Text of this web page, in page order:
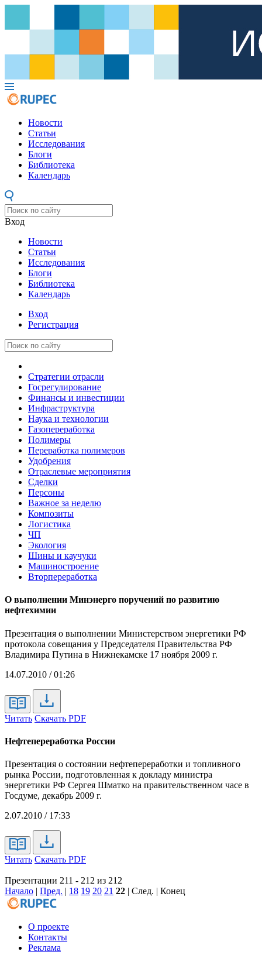
Новости
Статьи
Исследования
Блоги
Библиотека
Календарь
Вход
Новости
Статьи
Исследования
Блоги
Библиотека
Календарь
Вход
Регистрация
Стратегии отрасли
Госрегулирование
Финансы и инвестиции
Инфраструктура
Наука и технологии
Газопереработка
Полимеры
Переработка полимеров
Удобрения
Отраслевые мероприятия
Сделки
Персоны
Важное за неделю
Композиты
Логистика
ЧП
Экология
Шины и каучуки
Машиностроение
Вторпереработка
О выполнении Минэнерго поручений по развитию
нефтехимии
Презентация о выполнении Министерством энергетики РФ
протокола совещания у Председателя Правительства РФ
Владимира Путина в Нижнекамске 17 ноября 2009 г.
14.07.2010 / 01:26
Читать Скачать PDF
Нефтепереработка России
Презентация о состоянии нефтепереработки и топливного
рынка России, подготовленная к докладу министра
энергетики РФ Сергея Шматко на правительственном часе в
Госдуме, декабрь 2009 г.
2.07.2010 / 17:33
Читать Скачать PDF
Презентации 211 - 212 из 212
Начало | Пред. | 18 19 20 21 22 | След. | Конец
О проекте
Контакты
Реклама